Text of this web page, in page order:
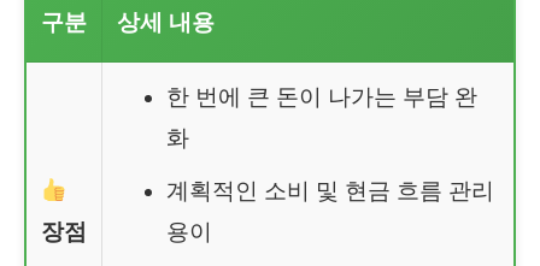
구분 상세 내용
장점
한 번에 큰 돈이 나가는 부담 완
화
계획적인 소비 및 현금 흐름 관리
용이